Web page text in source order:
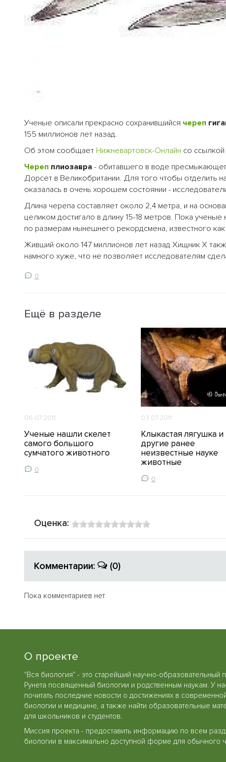
Ученые описали прекрасно сохранившийся череп
155 миллионов лет назад.
Об этом сообщает Нижневартовск-Онлайн со
Череп плиозавра - обитавшего в воде
Дорсет в Великобритании. Для того чтобы отделить
оказалась в очень хорошем состоянии -
Длина черепа составляет около 2,4 метра, и на
целиком достигало в длину 15-18 метров. Пока
по размерам нынешнего рекордсмена, известного как
Живший около 147 миллионов лет назад Хищник X
намного хуже, что не позволяет исследователям
0
Ещё в разделе
06.07.2011
Ученые нашли скелет
самого большого
сумчатого животного
0
03.07.2011
Клыкастая лягушка и
другие ранее
неизвестные науке
животные
0
Оценка:
Комментарии: (0)
Пока комментариев нет
О проекте
"Вся биология" - это старейший научно-образовательный
Рунета посвященный биологии и родственным наукам. У
почитать последние новости о достижениях в
биологии и медицине, а также найти образовательные
для школьников и студентов.
Миссия проекта - предоставить информацию по всем
биологии в максимально доступной форме для обычного